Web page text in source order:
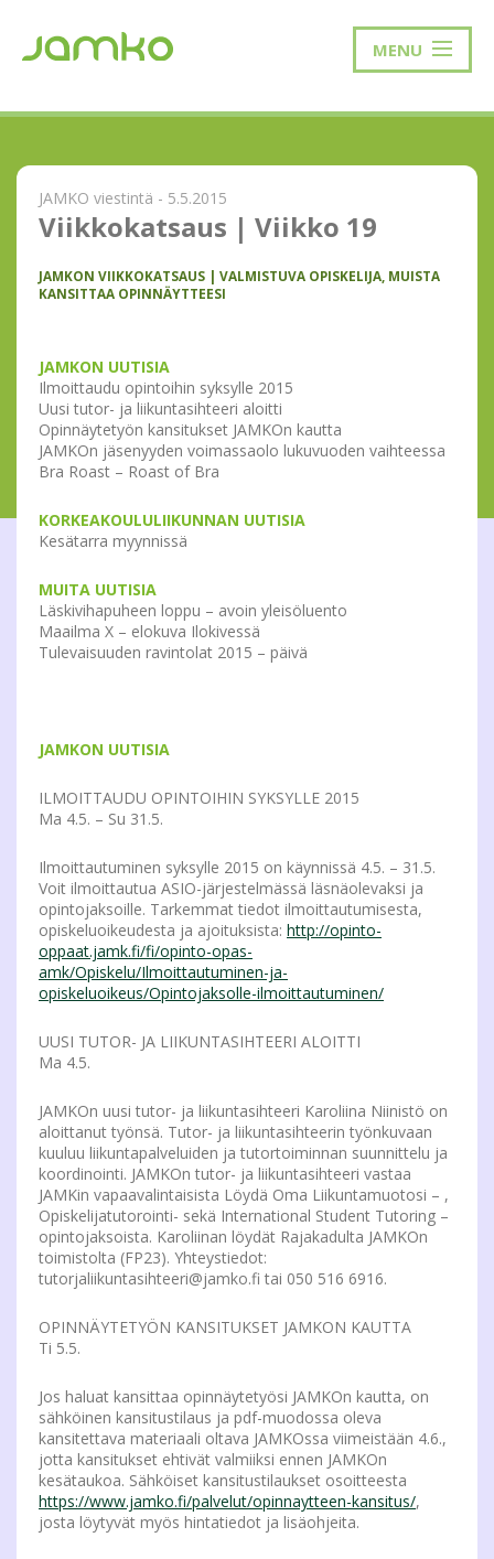
MENU
JAMKO viestintä - 5.5.2015
Viikkokatsaus | Viikko 19
JAMKON VIIKKOKATSAUS | VALMISTUVA OPISKELIJA, MUISTA
KANSITTAA OPINNÄYTTEESI
JAMKON UUTISIA
Ilmoittaudu opintoihin syksylle 2015
Uusi tutor- ja liikuntasihteeri aloitti
Opinnäytetyön kansitukset JAMKOn kautta
JAMKOn jäsenyyden voimassaolo lukuvuoden vaihteessa
Bra Roast – Roast of Bra
KORKEAKOULULIIKUNNAN UUTISIA
Kesätarra myynnissä
MUITA UUTISIA
Läskivihapuheen loppu – avoin yleisöluento
Maailma X – elokuva Ilokivessä
Tulevaisuuden ravintolat 2015 – päivä
JAMKON UUTISIA
ILMOITTAUDU OPINTOIHIN SYKSYLLE 2015
Ma 4.5. – Su 31.5.
Ilmoittautuminen syksylle 2015 on käynnissä 4.5. – 31.5.
Voit ilmoittautua ASIO-järjestelmässä läsnäolevaksi ja
opintojaksoille. Tarkemmat tiedot ilmoittautumisesta,
opiskeluoikeudesta ja ajoituksista: http://opinto-
oppaat.jamk.fi/fi/opinto-opas-
amk/Opiskelu/Ilmoittautuminen-ja-
opiskeluoikeus/Opintojaksolle-ilmoittautuminen/
UUSI TUTOR- JA LIIKUNTASIHTEERI ALOITTI
Ma 4.5.
JAMKOn uusi tutor- ja liikuntasihteeri Karoliina Niinistö on
aloittanut työnsä. Tutor- ja liikuntasihteerin työnkuvaan
kuuluu liikuntapalveluiden ja tutortoiminnan suunnittelu ja
koordinointi. JAMKOn tutor- ja liikuntasihteeri vastaa
JAMKin vapaavalintaisista Löydä Oma Liikuntamuotosi – ,
Opiskelijatutorointi- sekä International Student Tutoring –
opintojaksoista. Karoliinan löydät Rajakadulta JAMKOn
toimistolta (FP23). Yhteystiedot:
tutorjaliikuntasihteeri@jamko.fi tai 050 516 6916.
OPINNÄYTETYÖN KANSITUKSET JAMKON KAUTTA
Ti 5.5.
Jos haluat kansittaa opinnäytetyösi JAMKOn kautta, on
sähköinen kansitustilaus ja pdf-muodossa oleva
kansitettava materiaali oltava JAMKOssa viimeistään 4.6.,
jotta kansitukset ehtivät valmiiksi ennen JAMKOn
kesätaukoa. Sähköiset kansitustilaukset osoitteesta
https://www.jamko.fi/palvelut/opinnaytteen-kansitus/,
josta löytyvät myös hintatiedot ja lisäohjeita.